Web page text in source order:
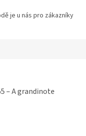
je u nás pro zákazníky
– A grandinote